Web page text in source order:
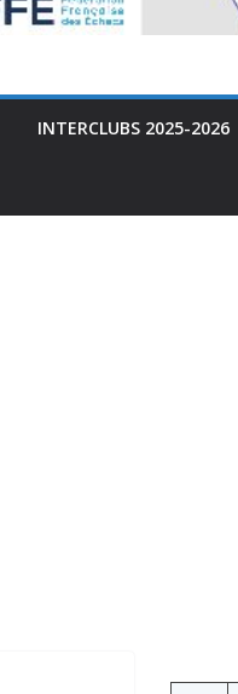
INTERCLUBS 2025-2026